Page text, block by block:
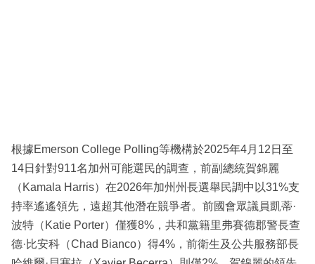
區
根據Emerson College Polling等機構於2025年4月12日至
14日針對911名加州可能選民的調查，前副總統賀錦麗
（Kamala Harris）在2026年加州州長選舉民調中以31%支
持率遙遙領先，遠超其他潛在競爭者。前國會眾議員凱蒂·
波特（Katie Porter）僅獲8%，共和黨籍里弗賽德郡警長查
德·比安科（Chad Bianco）得4%，前衛生及公共服務部長